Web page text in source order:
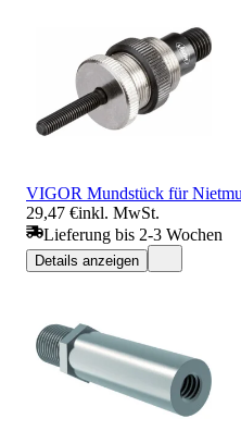
VIGOR Mundstück für
29,47 €inkl. MwSt.
Lieferung bis 2-3 Wochen
Details anzeigen